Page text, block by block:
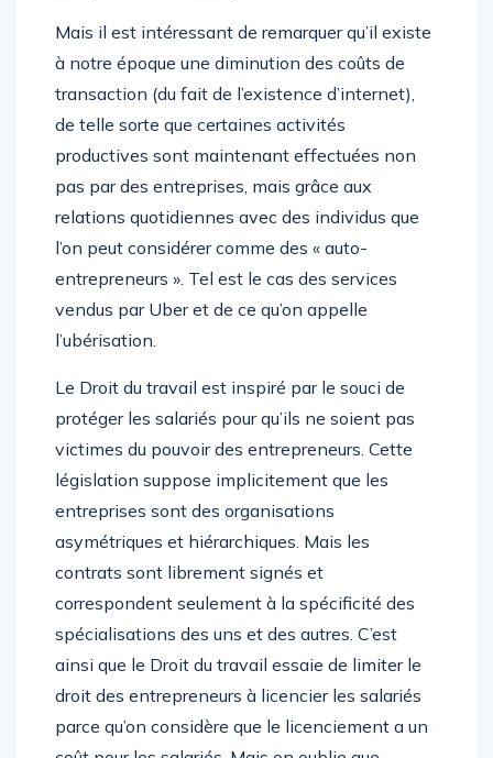
Mais il est intéressant de remarquer qu’il existe
à notre époque une diminution des coûts de
transaction (du fait de l’existence d’internet),
de telle sorte que certaines activités
productives sont maintenant effectuées non
pas par des entreprises, mais grâce aux
relations quotidiennes avec des individus que
l’on peut considérer comme des « auto-
entrepreneurs ». Tel est le cas des services
vendus par Uber et de ce qu’on appelle
l’ubérisation.
Le Droit du travail est inspiré par le souci de
protéger les salariés pour qu’ils ne soient pas
victimes du pouvoir des entrepreneurs. Cette
législation suppose implicitement que les
entreprises sont des organisations
asymétriques et hiérarchiques. Mais les
contrats sont librement signés et
correspondent seulement à la spécificité des
spécialisations des uns et des autres. C’est
ainsi que le Droit du travail essaie de limiter le
droit des entrepreneurs à licencier les salariés
parce qu’on considère que le licenciement a un